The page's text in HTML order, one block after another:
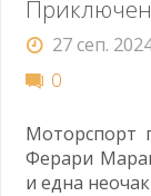
27 сеп.
0
Моторспорт
Ферари
и една